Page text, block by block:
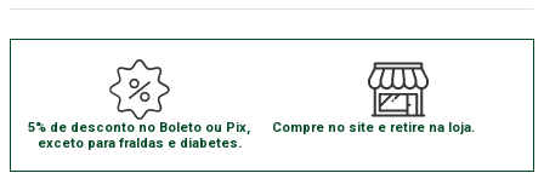
5% de desconto no Boleto ou Pix,
exceto para fraldas e diabetes.
Compre no site e retire na loja.